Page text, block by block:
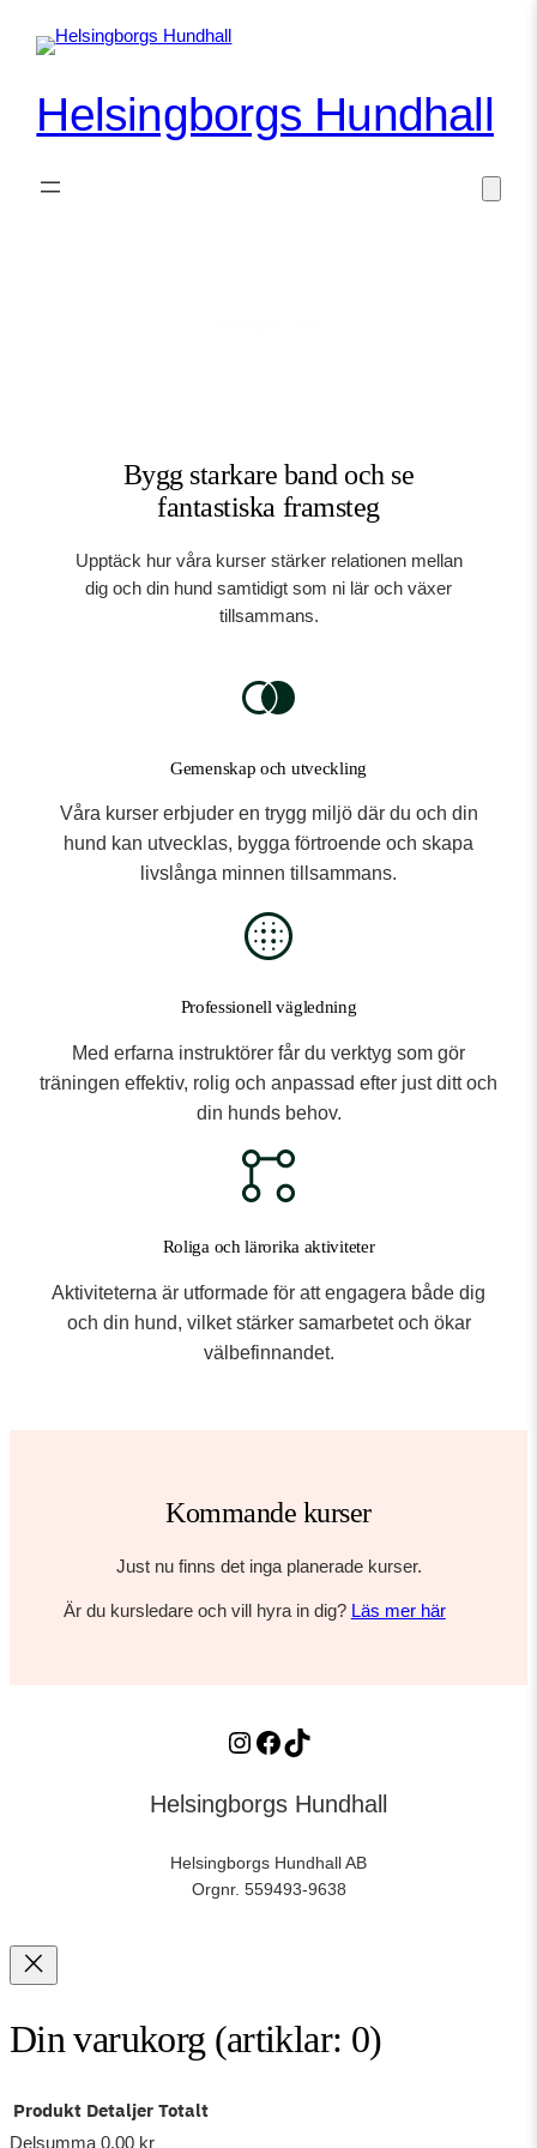
Helsingborgs Hundhall
Bygg starkare band och se
fantastiska framsteg
Upptäck hur våra kurser stärker relationen mellan
dig och din hund samtidigt som ni lär och växer
tillsammans.
Gemenskap och utveckling
Våra kurser erbjuder en trygg miljö där du och din
hund kan utvecklas, bygga förtroende och skapa
livslånga minnen tillsammans.
Professionell vägledning
Med erfarna instruktörer får du verktyg som gör
träningen effektiv, rolig och anpassad efter just ditt och
din hunds behov.
Roliga och lärorika aktiviteter
Aktiviteterna är utformade för att engagera både dig
och din hund, vilket stärker samarbetet och ökar
välbefinnandet.
Kommande kurser
Just nu finns det inga planerade kurser.
Är du kursledare och vill hyra in dig? Läs mer här
Instagram
https://www.facebook.com/profile.php?id=61564895404113
TikTok
Helsingborgs Hundhall
Helsingborgs Hundhall AB
Orgnr. 559493-9638
Din varukorg (artiklar: 0)
Produkt Detaljer Totalt
Delsumma 0,00 kr